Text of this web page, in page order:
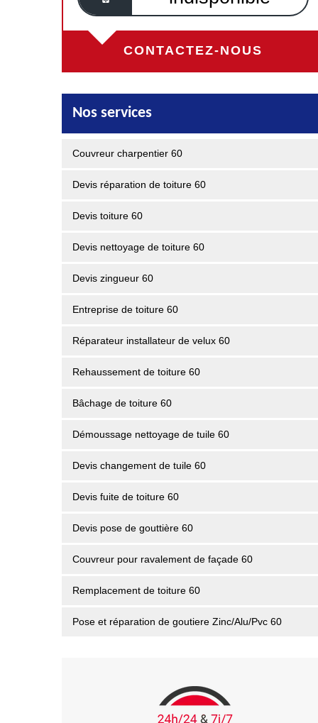
CONTACTEZ-NOUS
Nos services
Couvreur charpentier 60
Devis réparation de toiture 60
Devis toiture 60
Devis nettoyage de toiture 60
Devis zingueur 60
Entreprise de toiture 60
Réparateur installateur de velux 60
Rehaussement de toiture 60
Bâchage de toiture 60
Démoussage nettoyage de tuile 60
Devis changement de tuile 60
Devis fuite de toiture 60
Devis pose de gouttière 60
Couvreur pour ravalement de façade 60
Remplacement de toiture 60
Pose et réparation de goutiere Zinc/Alu/Pvc 60